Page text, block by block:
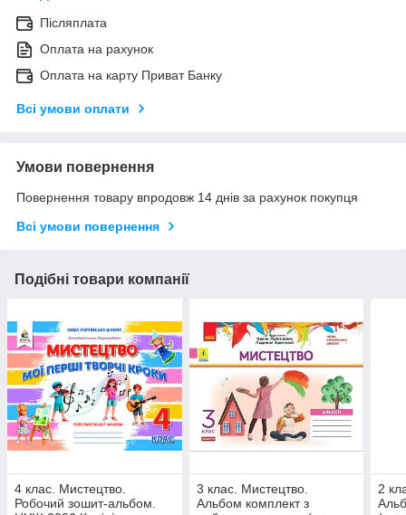
Післяплата
Оплата на рахунок
Оплата на карту Приват Банку
Всі умови оплати
Умови повернення
Повернення товару впродовж 14 днів за рахунок покупця
Всі умови повернення
Подібні товари компанії
4 клас. Мистецтво.
Робочий зошит-альбом.
3 клас. Мистецтво.
Альбом комплект з
2